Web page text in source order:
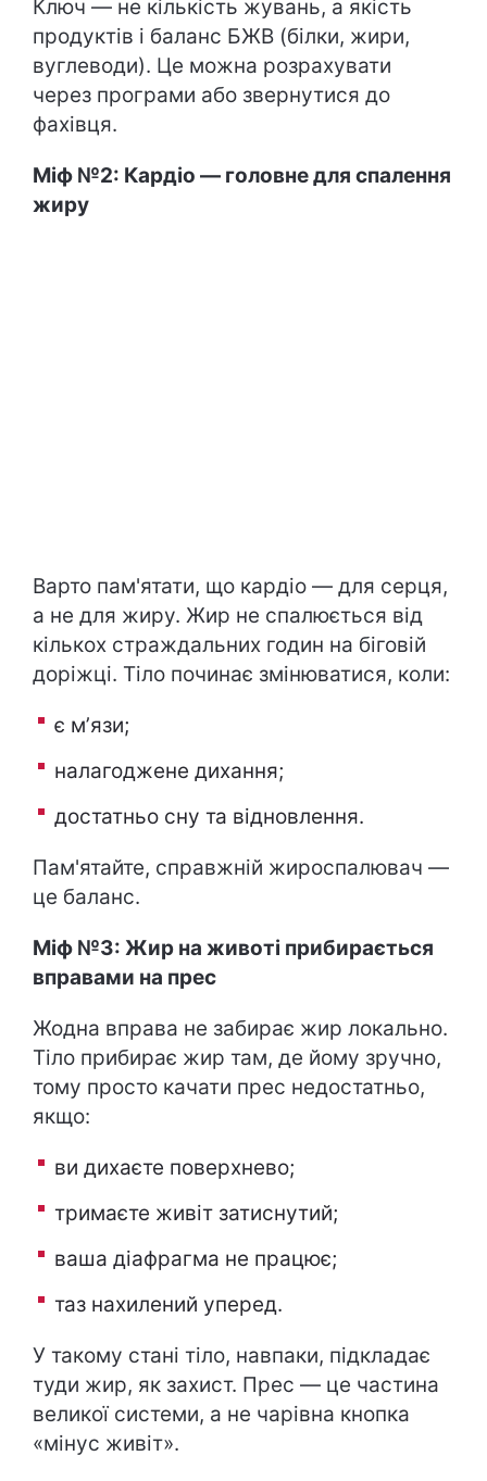
Ключ — не кількість жувань, а якість
продуктів і баланс БЖВ (білки, жири,
вуглеводи). Це можна розрахувати
через програми або звернутися до
фахівця.
Міф №2: Кардіо — головне для спалення
жиру
Варто пам'ятати, що кардіо — для серця,
а не для жиру. Жир не спалюється від
кількох страждальних годин на біговій
доріжці. Тіло починає змінюватися, коли:
є мʼязи;
налагоджене дихання;
достатньо сну та відновлення.
Пам'ятайте, справжній жироспалювач —
це баланс.
Міф №3: Жир на животі прибирається
вправами на прес
Жодна вправа не забирає жир локально.
Тіло прибирає жир там, де йому зручно,
тому просто качати прес недостатньо,
якщо:
ви дихаєте поверхнево;
тримаєте живіт затиснутий;
ваша діафрагма не працює;
таз нахилений уперед.
У такому стані тіло, навпаки, підкладає
туди жир, як захист. Прес — це частина
великої системи, а не чарівна кнопка
«мінус живіт».